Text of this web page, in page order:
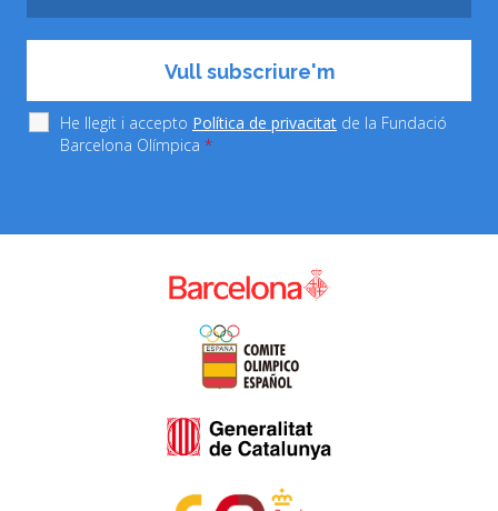
He llegit i accepto Política de privacitat de la Fundació
Barcelona Olímpica *